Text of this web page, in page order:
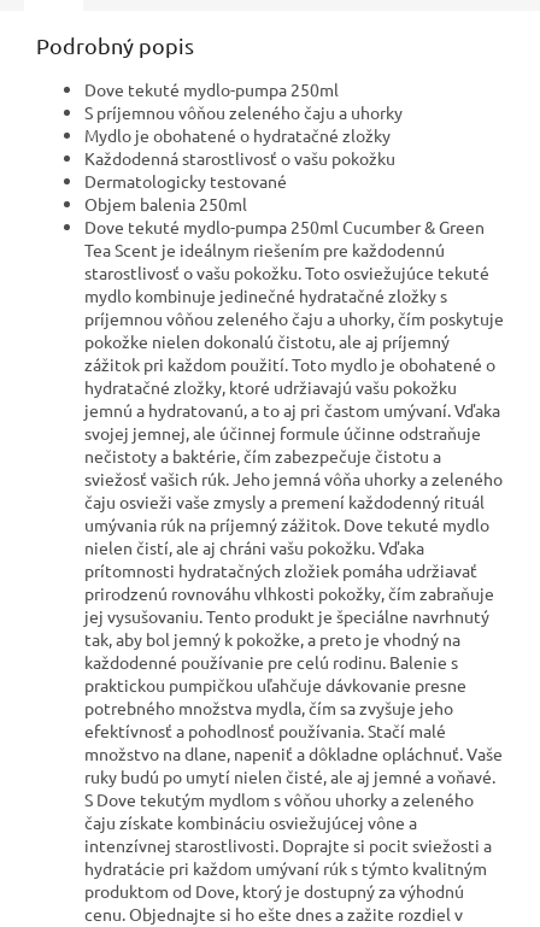
Podrobný popis
Dove tekuté mydlo-pumpa 250ml
S príjemnou vôňou zeleného čaju a uhorky
Mydlo je obohatené o hydratačné zložky
Každodenná starostlivosť o vašu pokožku
Dermatologicky testované
Objem balenia 250ml
Dove tekuté mydlo-pumpa 250ml Cucumber & Green
Tea Scent je ideálnym riešením pre každodennú
starostlivosť o vašu pokožku. Toto osviežujúce tekuté
mydlo kombinuje jedinečné hydratačné zložky s
príjemnou vôňou zeleného čaju a uhorky, čím poskytuje
pokožke nielen dokonalú čistotu, ale aj príjemný
zážitok pri každom použití. Toto mydlo je obohatené o
hydratačné zložky, ktoré udržiavajú vašu pokožku
jemnú a hydratovanú, a to aj pri častom umývaní. Vďaka
svojej jemnej, ale účinnej formule účinne odstraňuje
nečistoty a baktérie, čím zabezpečuje čistotu a
sviežosť vašich rúk. Jeho jemná vôňa uhorky a zeleného
čaju osvieži vaše zmysly a premení každodenný rituál
umývania rúk na príjemný zážitok. Dove tekuté mydlo
nielen čistí, ale aj chráni vašu pokožku. Vďaka
prítomnosti hydratačných zložiek pomáha udržiavať
prirodzenú rovnováhu vlhkosti pokožky, čím zabraňuje
jej vysušovaniu. Tento produkt je špeciálne navrhnutý
tak, aby bol jemný k pokožke, a preto je vhodný na
každodenné používanie pre celú rodinu. Balenie s
praktickou pumpičkou uľahčuje dávkovanie presne
potrebného množstva mydla, čím sa zvyšuje jeho
efektívnosť a pohodlnosť používania. Stačí malé
množstvo na dlane, napeniť a dôkladne opláchnuť. Vaše
ruky budú po umytí nielen čisté, ale aj jemné a voňavé.
S Dove tekutým mydlom s vôňou uhorky a zeleného
čaju získate kombináciu osviežujúcej vône a
intenzívnej starostlivosti. Doprajte si pocit sviežosti a
hydratácie pri každom umývaní rúk s týmto kvalitným
produktom od Dove, ktorý je dostupný za výhodnú
cenu. Objednajte si ho ešte dnes a zažite rozdiel v